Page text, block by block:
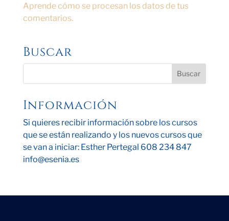
Aprende cómo se procesan los datos de tus
comentarios.
Buscar
Información
Si quieres recibir información sobre los cursos
que se están realizando y los nuevos cursos que
se van a iniciar: Esther Pertegal 608 234 847
info@esenia.es